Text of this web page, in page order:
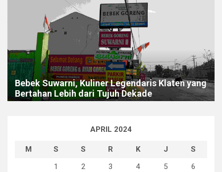
Bebek Suwarni, Kuliner Legendaris Klaten yang
Bertahan Lebih dari Tujuh Dekade
APRIL 2024
M S S R K J
S
1
2 3 4 5
6